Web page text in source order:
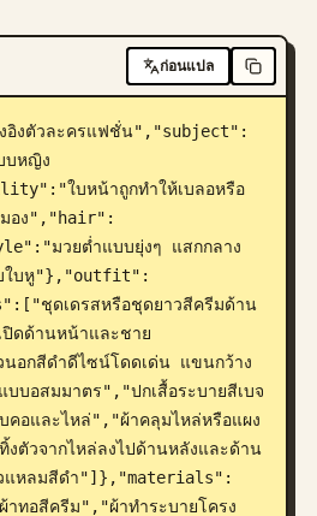
ก่อนแปล
อิงตัวละครแฟชั่น","subject":
หญิง
ใบหน้าถูกทำให้เบลอหรือ
มอง","hair":
มวยต่ำแบบยุ่งๆ แสกกลาง
บใบหู"},"outfit":
ชุดเดรสหรือชุดยาวสีครีมด้าน
ปิดด้านหน้าและชาย
อกสีดำดีไซน์โดดเด่น แขนกว้าง
บบอสมมาตร","ปกเสื้อระบายสีเบจ
คอและไหล่","ผ้าคลุมไหล่หรือแผง
งตัวจากไหล่ลงไปด้านหลังและด้าน
วแหลมสีดำ"]},"materials":
ทอสีครีม","ผ้าทำระบายโครง